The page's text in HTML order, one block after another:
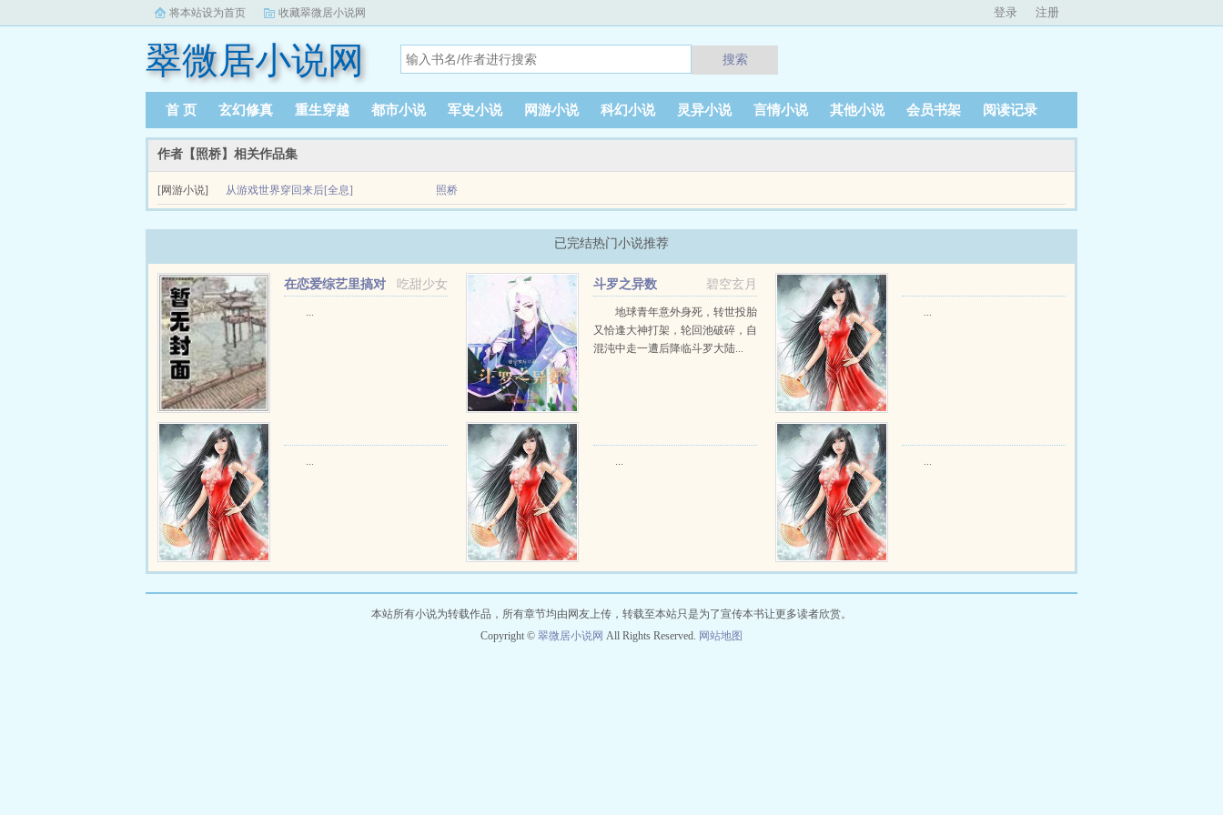
将本站设为首页 收藏翠微居小说网 登录 注册
翠微居小说网 搜索
首 页 玄幻修真 重生穿越 都市小说 军史小说 网游小说 科幻小说 灵异小说 言情小说 其他小说 会员书架 阅读记录
作者【照桥】相关作品集
[网游小说] 从游戏世界穿回来后[全息] 照桥
已完结热门小说推荐
吃甜少女
在恋爱综艺里搞对
...
碧空玄月
斗罗之异数
地球青年意外身死，转世投胎
又恰逢大神打架，轮回池破碎，自
混沌中走一遭后降临斗罗大陆...
...
... ... ...
本站所有小说为转载作品，所有章节均由网友上传，转载至本站只是为了宣传本书让更多读者欣赏。
Copyright © 翠微居小说网 All Rights Reserved. 网站地图